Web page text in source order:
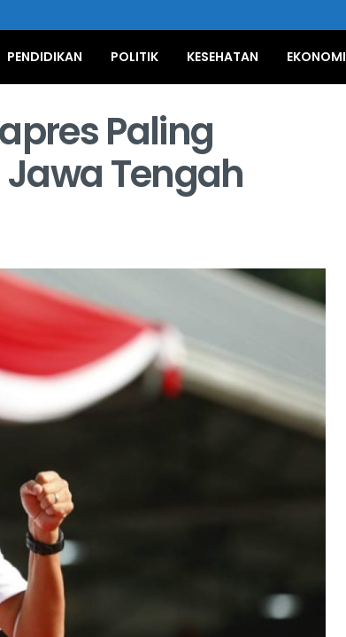
PENDIDIKAN POLITIK KESEHATAN EKONOMI
Paling
Tengah